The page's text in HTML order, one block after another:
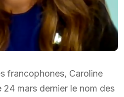
francophones, Caroline
24 mars dernier le nom des